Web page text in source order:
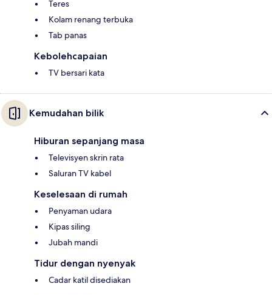
Teres
Kolam renang terbuka
Tab panas
Kebolehcapaian
TV bersari kata
Kemudahan bilik
Hiburan sepanjang masa
Televisyen skrin rata
Saluran TV kabel
Keselesaan di rumah
Penyaman udara
Kipas siling
Jubah mandi
Tidur dengan nyenyak
Cadar katil disediakan